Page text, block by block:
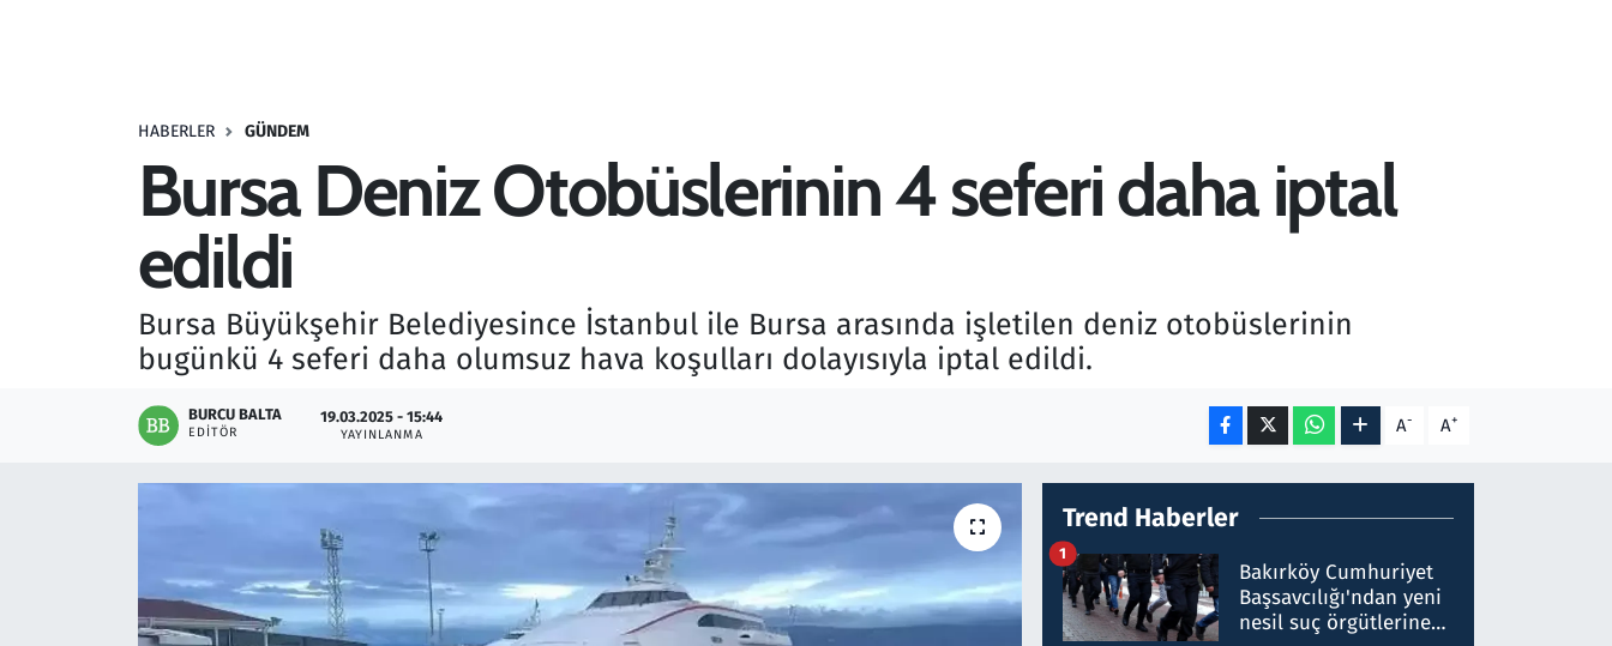
HABERLER GÜNDEM
Bursa Deniz Otobüslerinin 4 seferi daha iptal
edildi
Bursa Büyükşehir Belediyesince İstanbul ile Bursa arasında işletilen deniz otobüslerinin
bugünkü 4 seferi daha olumsuz hava koşulları dolayısıyla iptal edildi.
BURCU BALTA
EDITÖR
19.03.2025 - 15:44
YAYINLANMA A- A+
Trend Haberler
Bakırköy Cumhuriyet
Başsavcılığı'ndan yeni
nesil suç örgütlerine
1
Savunma Sanayi
Teknoloji ve Bilim
Televizyon